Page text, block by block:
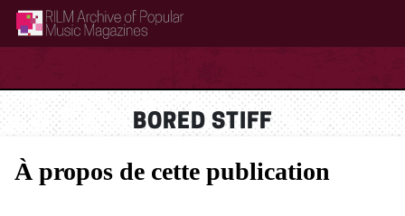
RILM Archive of Popular Music Magazines
BORED STIFF
À propos de cette publication